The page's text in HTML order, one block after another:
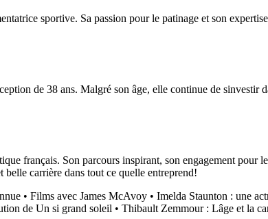
sportive. Sa passion pour le patinage et son
de 38 ans. Malgré son âge, elle continue de sinvestir
français. Son parcours inspirant, son engagement pour
carrière dans tout ce quelle entreprend!
• Films avec James McAvoy • Imelda Staunton : une
de Un si grand soleil • Thibault Zemmour : Lâge et la